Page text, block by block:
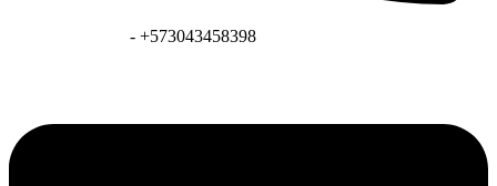
- +573043458398